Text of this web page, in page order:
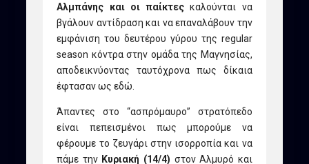
Αλμπάνης και οι παίκτες καλούνται να
βγάλουν αντίδραση και να επαναλάβουν την
εμφάνιση του δευτέρου γύρου της regular
season κόντρα στην ομάδα της Μαγνησίας,
αποδεικνύοντας ταυτόχρονα πως δίκαια
έφτασαν ως εδώ.
Άπαντες στο “ασπρόμαυρο” στρατόπεδο
είναι πεπεισμένοι πως μπορούμε να
φέρουμε το ζευγάρι στην ισορροπία και να
πάμε την Κυριακή (14/4) στον Αλμυρό και